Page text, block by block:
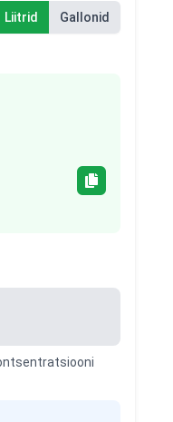
Liitrid Gallonid